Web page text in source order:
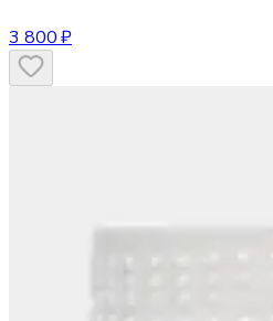
3 800 ₽